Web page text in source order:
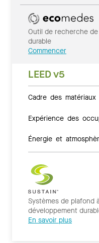
Outil de recherche
durable
Commencer
LEED v5
Cadre des matériaux
Expérience des
Énergie et
Systèmes de plafond
développement
En savoir plus